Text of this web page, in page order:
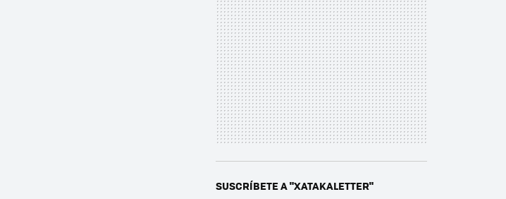
SUSCRÍBETE A "XATAKALETTER"